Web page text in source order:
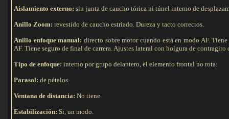
Aislamiento externo: sin junta de caucho tórica ni túnel interno de
Anillo Zoom: revestido de caucho estriado. Dureza y tacto correctos.
Anillo enfoque manual: directo sobre motor cuando está en modo AF.
AF. Tiene seguro de final de carrera. Ajustes lateral con holgura de
Tipo de enfoque: interno por grupo delantero, el elemento frontal no rota.
Parasol: de pétalos.
Ventana de distancia: No tiene.
Estabilización: Si, un modo.